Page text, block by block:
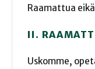
Raamattua
II.
Uskomme,